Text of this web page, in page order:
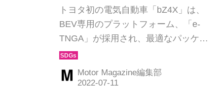
トヨタ初の電気自動車「bZ4X」は、
BEV専用のプラットフォーム、「e-
TNGA」が採用され、最適なパッケー
ジングを実現している。（Motor
Magazine 2022年8月号より）
Motor Magazine編集部